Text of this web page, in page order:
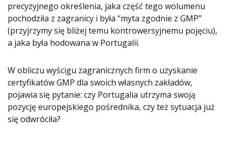
precyzyjnego określenia, jaka część tego wolumenu
pochodziła z zagranicy i była “myta zgodnie z GMP”
(przyjrzymy się bliżej temu kontrowersyjnemu pojęciu),
a jaka była hodowana w Portugalii.
W obliczu wyścigu zagranicznych firm o uzyskanie
certyfikatów GMP dla swoich własnych zakładów,
pojawia się pytanie: czy Portugalia utrzyma swoją
pozycję europejskiego pośrednika, czy też sytuacja już
się odwróciła?